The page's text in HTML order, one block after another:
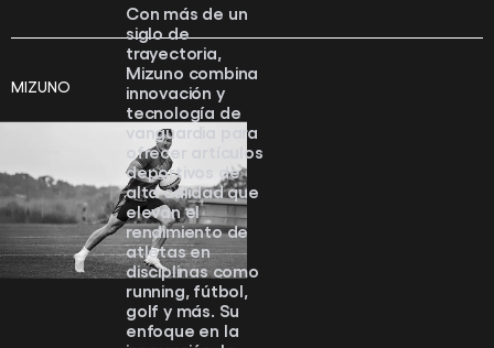
MIZUNO
Con más de un
siglo de
trayectoria,
Mizuno combina
innovación y
tecnología de
vanguardia para
ofrecer artículos
deportivos de
alta calidad que
elevan el
rendimiento de
atletas en
disciplinas como
running, fútbol,
golf y más. Su
enfoque en la